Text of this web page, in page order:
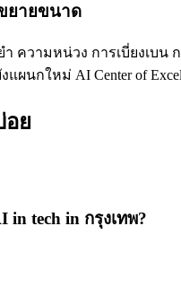
ยายขนาด
ความหน่วง การเบี่ยงเบน
ผนกใหม่ AI Center of
ย
in tech in กรุงเทพ?